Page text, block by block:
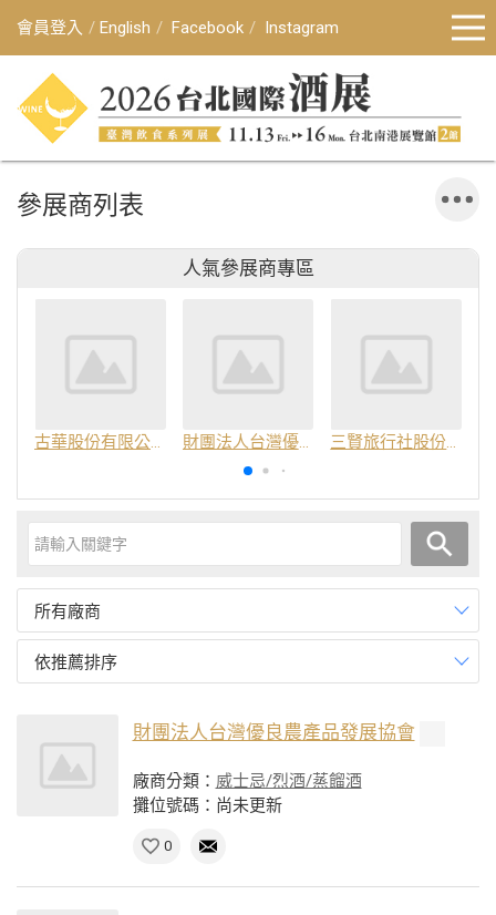
會員登入 English Facebook Instagram
參展商列表
人氣參展商專區
古華股份有限公司 財團法人台灣優良農產品發展協會 三賢旅行社股份有限公司
所有廠商
依推薦排序
財團法人台灣優良農產品發展協會
廠商分類： 威士忌/烈酒/蒸餾酒
攤位號碼：尚未更新
0